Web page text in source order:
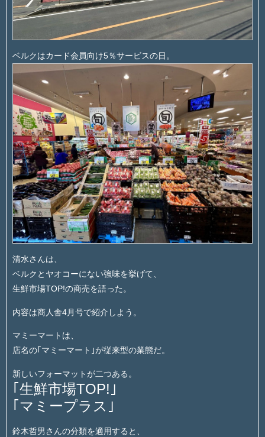
ベルクはカード会員向け5％サービスの日。
清水さんは、
ベルクとヤオコーにない強味を挙げて、
生鮮市場TOP!の商売を語った。
内容は商人舎4月号で紹介しよう。
マミーマートは、
店名の｢マミーマート｣が従来型の業態だ。
新しいフォーマットが二つある。
｢生鮮市場TOP!｣
｢マミープラス｣
鈴木哲男さんの分類を適用すると、